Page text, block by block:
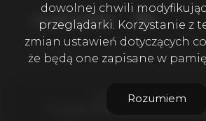
social media Facebook
Facebook
Lion Nieruchomości ©
dowolnej chwili
przeglądarki. Korzystanie z
zmian ustawień dotyczących
że będą one zapisane w
Rozumiem